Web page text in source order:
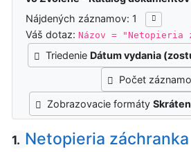
Nájdených záznamov: 1
Váš dotaz:Názov = "Netopieria
Triedenie Dátum vydania
Počet
Zobrazovacie formáty
1. Netopieria záchranka